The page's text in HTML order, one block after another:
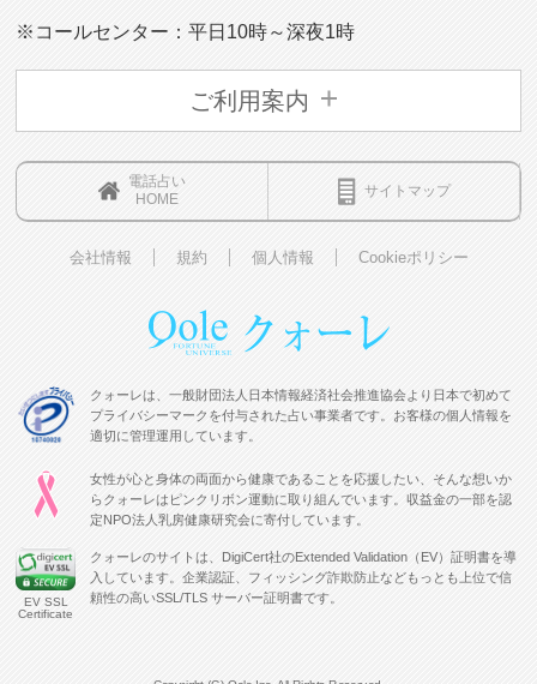
※コールセンター：平日10時～深夜1時
ご利用案内
電話占い
HOME
サイトマップ
会社情報 規約 個人情報 Cookieポリシー
クォーレは、一般財団法人日本情報経済社会推進協会より日本で初めて
プライバシーマークを付与された占い事業者です。お客様の個人情報を
適切に管理運用しています。
女性が心と身体の両面から健康であることを応援したい、そんな想いか
らクォーレはピンクリボン運動に取り組んでいます。収益金の一部を認
定NPO法人乳房健康研究会に寄付しています。
EV SSL
Certificate
クォーレのサイトは、DigiCert社のExtended Validation（EV）証明書を導
入しています。企業認証、フィッシング詐欺防止などもっとも上位で信
頼性の高いSSL/TLS サーバー証明書です。